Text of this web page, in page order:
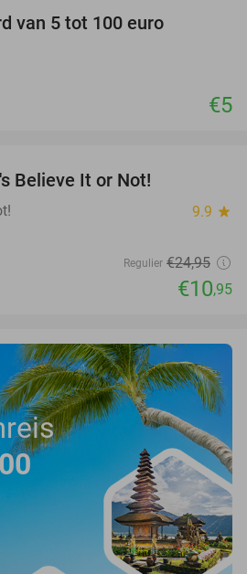
van 5 tot 100 euro
€5
Believe It or Not!
9.9 star
Regulier €24,95
€10,95